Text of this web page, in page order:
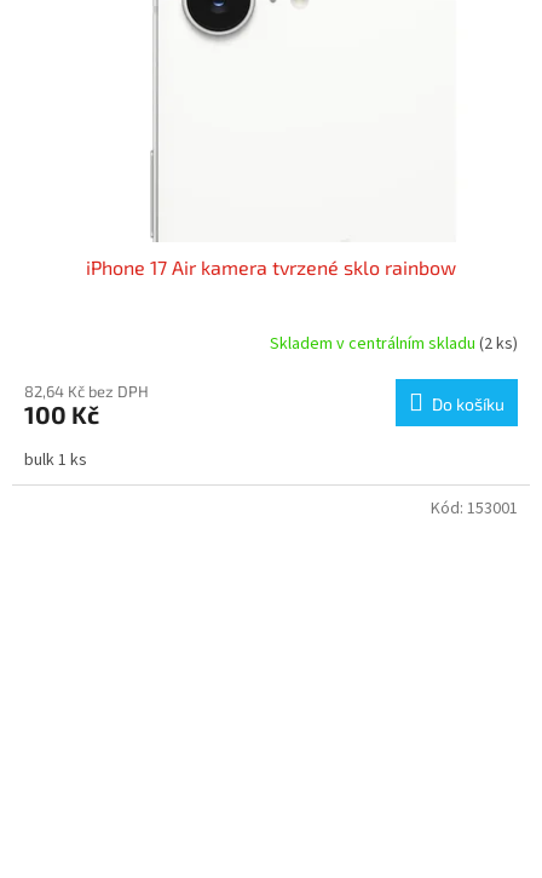
iPhone 17 Air kamera tvrzené sklo rainbow
Skladem v centrálním skladu (2 ks)
82,64 Kč bez DPH
100 Kč Do košíku
bulk 1 ks
Kód: 153001